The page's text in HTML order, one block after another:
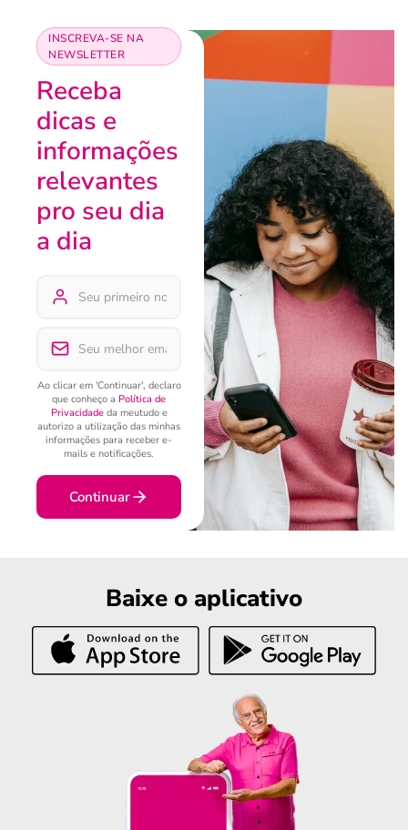
INSCREVA-SE NA
NEWSLETTER
Receba
dicas e
informações
relevantes
pro seu dia
a dia
Ao clicar em 'Continuar', declaro
que conheço a Política de
Privacidadeda meutudo e
autorizo a utilização das minhas
informações para receber e-
mails e notificações.
Continuar
Baixe o aplicativo